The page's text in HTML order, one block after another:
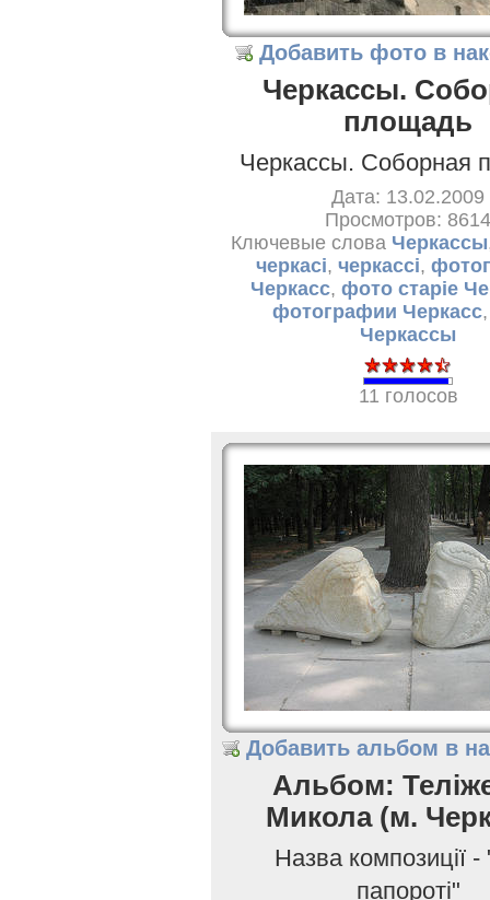
Добавить фото в
Черкассы.
площадь
Черкассы. Соборная
Дата: 13.02.2009
Просмотров: 8614
Ключевые слова Черкассы
черкасі, черкассі,
Черкасс, фото старіе
фотографии Черкасс
Черкассы
11 голосов
Добавить альбом в
Альбом:
Микола (м.
Назва композиції -
папороті"